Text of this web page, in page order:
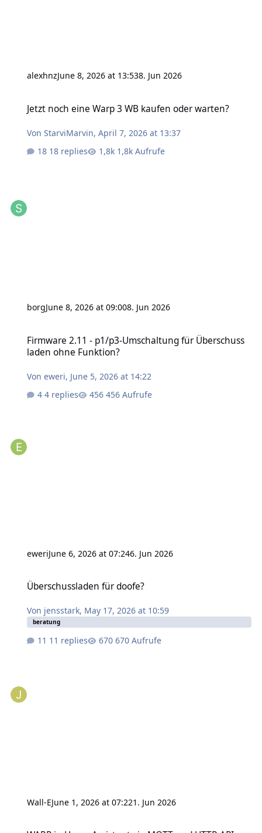
alexhnzJune 8, 2026 at 13:538. Jun 2026
Jetzt noch eine Warp 3 WB kaufen oder warten?
VonStarviMarvin,April 7, 2026 at 13:37
18 replies
1,8k Aufrufe
borgJune 8, 2026 at 09:008. Jun 2026
Firmware 2.11 - p1/p3-Umschaltung für Überschuss
laden ohne Funktion?
Voneweri, June 5, 2026 at 14:22
4 replies
456 Aufrufe
eweriJune 6, 2026 at 07:246. Jun 2026
Überschussladen für doofe?
Von jensstark, May 17, 2026 at 10:59
beratung
11 replies 670 Aufrufe
Wall-EJune 1, 2026 at 07:221. Jun 2026